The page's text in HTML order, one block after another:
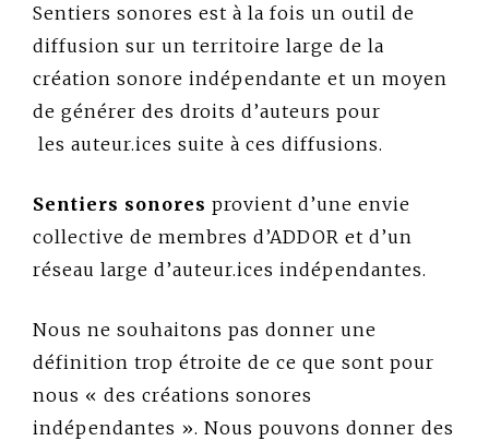
Sentiers sonores est à la fois un outil de
diffusion sur un territoire large de la
création sonore indépendante et un moyen
de générer des droits d’auteurs pour
les auteur.ices suite à ces diffusions.
Sentiers sonores provient d’une envie
collective de membres d’ADDOR et d’un
réseau large d’auteur.ices indépendantes.
Nous ne souhaitons pas donner une
définition trop étroite de ce que sont pour
nous « des créations sonores
indépendantes ». Nous pouvons donner des